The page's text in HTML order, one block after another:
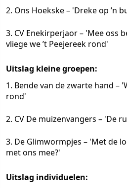
2. Ons Hoekske – 'Dreke op ’n
3. CV Enekirperjaor – 'Mee oss
vliege we ’t Peejereek rond'
Uitslag kleine groepen:
1. Bende van de zwarte hand –
rond'
2. CV De muizenvangers – 'De
3. De Glimwormpjes – 'Met de
met ons mee?'
Uitslag individuelen: